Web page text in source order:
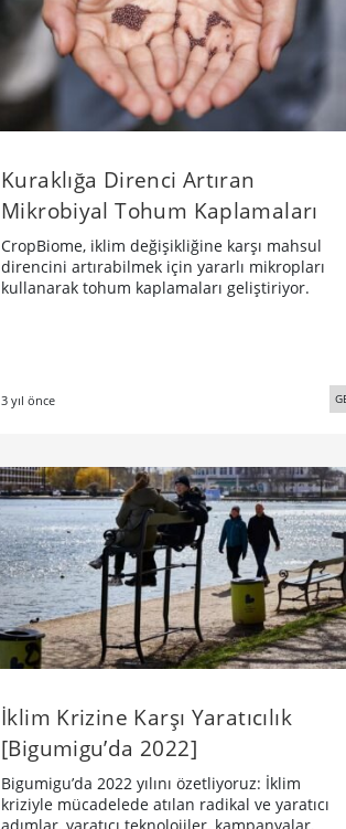
Kuraklığa Direnci Artıran
Mikrobiyal Tohum Kaplamaları
CropBiome, iklim değişikliğine karşı mahsul
direncini artırabilmek için yararlı mikropları
kullanarak tohum kaplamaları geliştiriyor.
3 yıl önce
İklim Krizine Karşı Yaratıcılık
[Bigumigu’da 2022]
Bigumigu’da 2022 yılını özetliyoruz: İklim
kriziyle mücadelede atılan radikal ve yaratıcı